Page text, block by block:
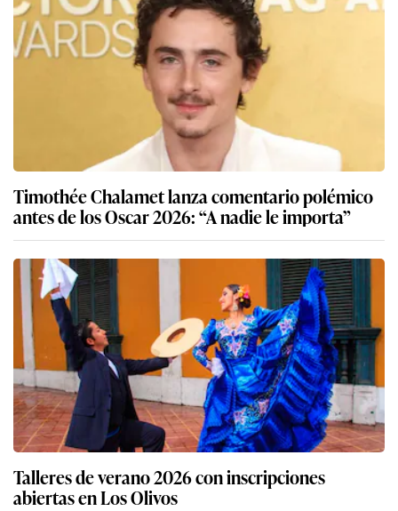
Timothée Chalamet lanza comentario polémico
antes de los Oscar 2026: “A nadie le importa”
Talleres de verano 2026 con inscripciones
abiertas en Los Olivos